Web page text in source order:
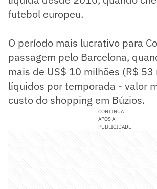
futebol europeu.
O período mais lucrativo para
passagem pelo Barcelona,
mais de US$ 10 milhões (R$ 53
líquidos por temporada - valor
custo do shopping em Búzios.
CONTINUA
APÓS A
PUBLICIDADE